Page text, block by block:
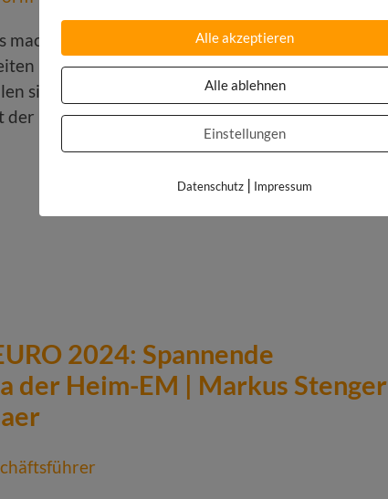
will Live-Sport auf ein neues Level
Reihe, wie Handball, Basketball, Hockey,
sichtbarer werden. Potentielle Zielgruppe: 17
Business Case Cashflow positiv?
2024: Spannende
der Heim-EM | Markus Stenger
Alle akzeptieren
Alle ablehnen
Einstellungen
Datenschutz | Impressum